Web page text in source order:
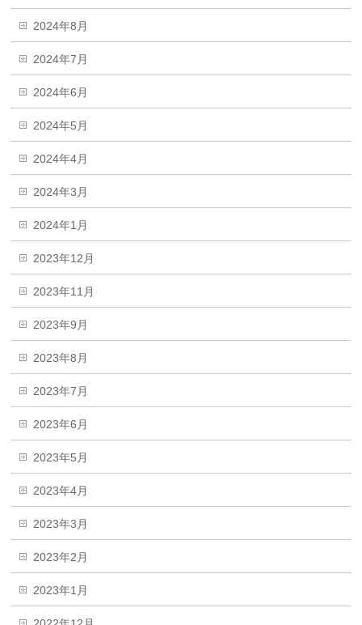
2024年8月
2024年7月
2024年6月
2024年5月
2024年4月
2024年3月
2024年1月
2023年12月
2023年11月
2023年9月
2023年8月
2023年7月
2023年6月
2023年5月
2023年4月
2023年3月
2023年2月
2023年1月